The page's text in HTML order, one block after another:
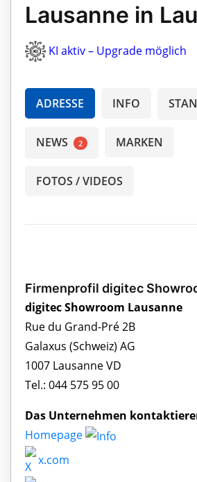
Lausanne in
KI aktiv – Upgrade möglich
ADRESSE INFO
NEWS 2 MARKEN
FOTOS / VIDEOS
Firmenprofil digitec
digitec Showroom Lausanne
Rue du Grand-Pré 2B
Galaxus (Schweiz) AG
1007 Lausanne VD
Tel.: 044 575 95 00
Das Unternehmen
Homepage
x.com